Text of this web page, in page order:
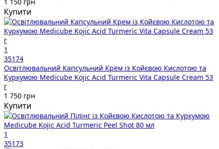
Купити
1
35174
Освітлювальний Капсульний Крем із Койєвою Кислотою та
Куркумою Medicube Kojic Acid Turmeric Vita Capsule Cream 53
г
1 750 грн
Купити
1
35173